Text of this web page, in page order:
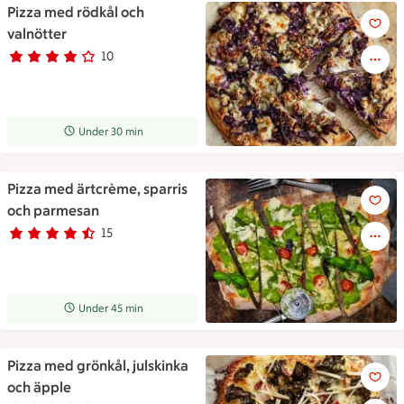
Pizza med rödkål och
valnötter
Betyg 4 av 5.
10
10 personer har röstat
Receptet tar Under 30 min att tillaga
Under 30 min
Pizza med rödkål och
Pizza med ärtcrème, sparris
och parmesan
Betyg 4.5 av 5. 15
15 personer har röstat
Receptet tar Under 45 min att tillaga
Under 45 min
Pizza med ärtcrème, sparris
Pizza med grönkål, julskinka
och äpple
Pizza med grönkål, julskinka